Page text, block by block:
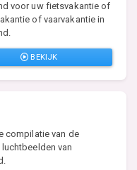
voor uw fietsvakantie of
of vaarvakantie in
BEKIJK
compilatie van de
van